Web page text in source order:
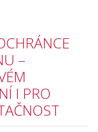
–
I PRO